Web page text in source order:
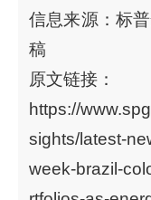
信息来源：标
稿
原文链接：
https://
sights/latest-
week-brazil-